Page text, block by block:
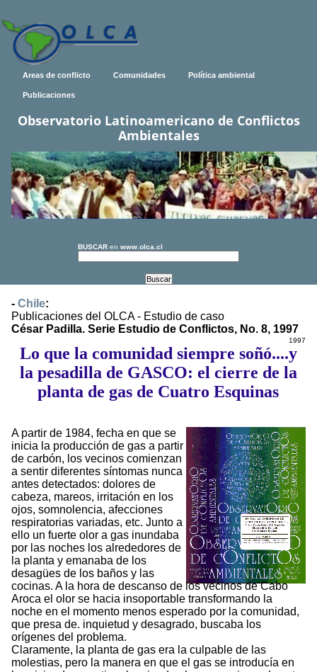
Areas de conflicto Comunidades Política ambiental
Publicaciones
Observatorio Latinoamericano de Conflictos
Ambientales
BUSCAR en www.olca.cl
- Chile:
Publicaciones del OLCA - Estudio de caso
César Padilla. Serie Estudio de Conflictos, No. 8, 1997
1997
Lo que la comunidad siempre soñó....y
la pesadilla de GASCO: el cierre de la
planta de gas de Cuatro Esquinas
A partir de 1984, fecha en que se
inicia la producción de gas a partir
de carbón, los vecinos comienzan
a sentir diferentes síntomas nunca
antes detectados: dolores de
cabeza, mareos, irritación en los
ojos, somnolencia, afecciones
respiratorias variadas, etc. Junto a
ello un fuerte olor a gas inundaba
por las noches los alrededores de
la planta y emanaba de los
desagües de los baños y las
cocinas. A la hora de descanso de los vecinos de Cabo
Aroca el olor se hacia insoportable transformando la
noche en el momento menos esperado por la comunidad,
que presa de. inquietud y desagrado, buscaba los
orígenes del problema.
Claramente, la planta de gas era la culpable de las
molestias, pero la manera en que el gas se introducía en